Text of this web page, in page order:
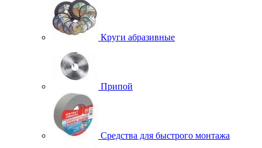
Круги абразивные
Припой
Средства для быстрого монтажа